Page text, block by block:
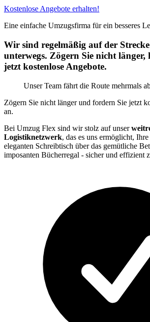
Kostenlose Angebote erhalten!
Eine einfache Umzugsfirma für ein besseres
Wir sind regelmäßig auf der
unterwegs. Zögern Sie nicht länger,
jetzt kostenlose Angebote.
Unser Team fährt die Route mehrmals
Zögern Sie nicht länger und fordern Sie jetzt
an.
Bei Umzug Flex sind wir stolz auf unser
Logistiknetzwerk, das es uns ermöglicht,
eleganten Schreibtisch über das gemütliche
imposanten Bücherregal - sicher und effizient